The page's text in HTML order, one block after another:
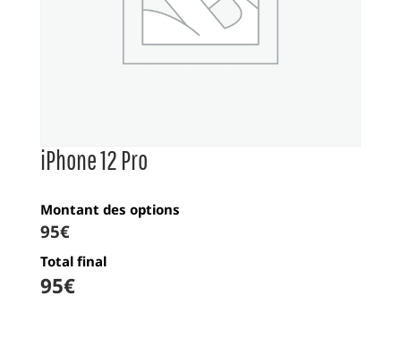
iPhone 12 Pro
Montant des options
95€
Total final
95€